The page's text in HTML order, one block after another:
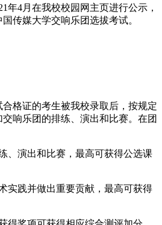
年4月在我校校园网主页进行公示，
传媒大学交响乐团选拔考试。
合格证的考生被我校录取后，按规定
响乐团的排练、演出和比赛。在团
、演出和比赛，最高可获得公选课
实践并做出重要贡献，最高可获得
得奖项可获得相应综合测评加分，